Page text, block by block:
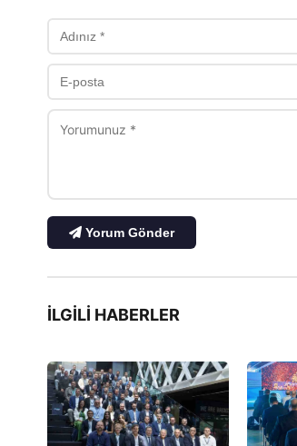
Yorum Gönder
İLGILI HABERLER